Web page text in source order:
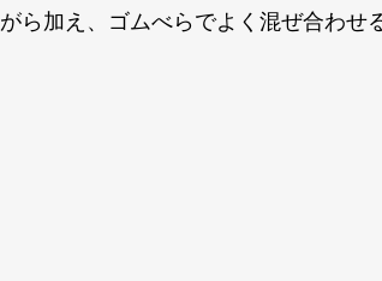
ら加え、ゴムべらでよく混ぜ合わせ